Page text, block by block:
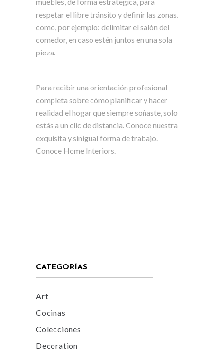
respetar el libre tránsito y definir las zonas,
como, por ejemplo: delimitar el salón del
comedor, en caso estén juntos en una sola
pieza.
Para recibir una orientación profesional
completa sobre cómo planificar y hacer
realidad el hogar que siempre soñaste, solo
estás a un clic de distancia. Conoce nuestra
exquisita y sinigual forma de trabajo.
Conoce Home Interiors.
CATEGORÍAS
Art
Cocinas
Colecciones
Decoration